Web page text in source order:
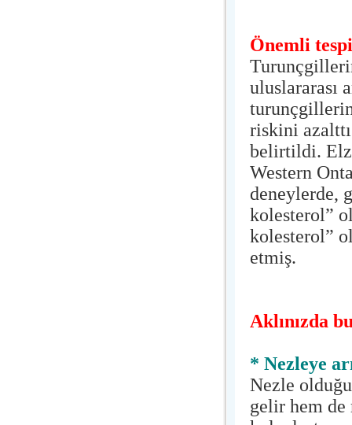
Önemli
uluslararası
riskini
belirtildi.
Western
deneylerde,
kolesterol”
kolesterol”
etmiş.
Aklınızda
* Nezleye
Nezle
gelir hem de